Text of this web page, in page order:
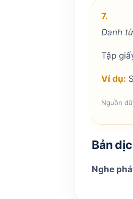
7.
Danh từ
Tập
Ví dụ:
Nguồn
Bản
Nghe